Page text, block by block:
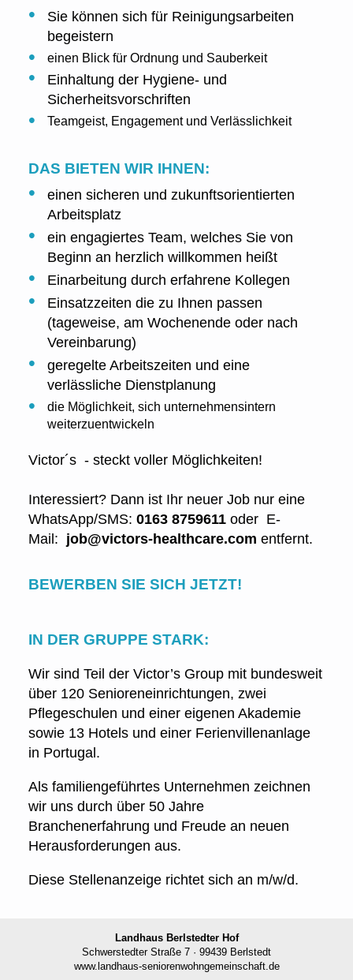
Sie können sich für Reinigungsarbeiten
begeistern
einen Blick für Ordnung und Sauberkeit
Einhaltung der Hygiene- und
Sicherheitsvorschriften
Teamgeist, Engagement und Verlässlichkeit
DAS BIETEN WIR IHNEN:
einen sicheren und zukunftsorientierten
Arbeitsplatz
ein engagiertes Team, welches Sie von
Beginn an herzlich willkommen heißt
Einarbeitung durch erfahrene Kollegen
Einsatzzeiten die zu Ihnen passen
(tageweise, am Wochenende oder nach
Vereinbarung)
geregelte Arbeitszeiten und eine
verlässliche Dienstplanung
die Möglichkeit, sich unternehmensintern
weiterzuentwickeln
Victor´s - steckt voller Möglichkeiten!
Interessiert? Dann ist Ihr neuer Job nur eine
WhatsApp/SMS: 0163 8759611oder E-
Mail: job@victors-healthcare.com entfernt.
BEWERBEN SIE SICH JETZT!
IN DER GRUPPE STARK:
Wir sind Teil der Victor’s Group mit bundesweit
über 120 Senioreneinrichtungen, zwei
Pflegeschulen und einer eigenen Akademie
sowie 13 Hotels und einer Ferienvillenanlage
in Portugal.
Als familiengeführtes Unternehmen zeichnen
wir uns durch über 50 Jahre
Branchenerfahrung und Freude an neuen
Herausforderungen aus.
Diese Stellenanzeige richtet sich an m/w/d.
Landhaus Berlstedter Hof
Schwerstedter Straße 7 · 99439 Berlstedt
www.l andhaus-seniorenwohngemeinschaft.de